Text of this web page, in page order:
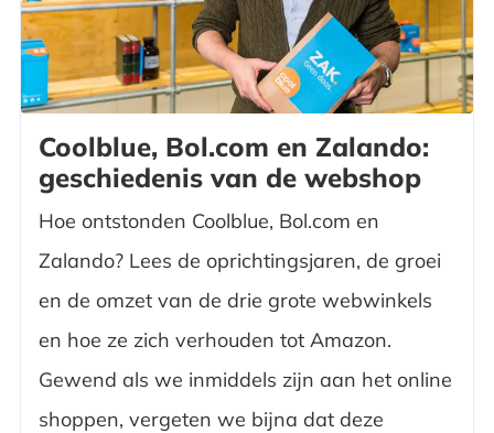
Coolblue, Bol.com en Zalando:
geschiedenis van de webshop
Hoe ontstonden Coolblue, Bol.com en
Zalando? Lees de oprichtingsjaren, de groei
en de omzet van de drie grote webwinkels
en hoe ze zich verhouden tot Amazon.
Gewend als we inmiddels zijn aan het online
shoppen, vergeten we bijna dat deze